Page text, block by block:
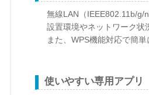
無線LAN（IEEE802.11b/g/
設置環境やネットワーク状
また、WPS機能対応で簡単
使いやすい専用アプリ